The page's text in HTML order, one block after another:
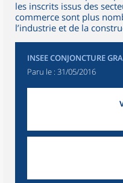
les inscrits issus des
commerce sont plus
l’industrie et de la
INSEE CONJONCTURE
Paru le : 31/05/2016